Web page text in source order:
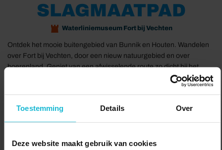
Toestemming Details Over
Deze website maakt gebruik van cookies
SLAGMAATPAD
Waterliniemuseum Fort bij Vechten
Ontdek het mooie buitengebied van Bunnik en Houten. Wandelen
over Fort bij Vechten, door een nieuw natuurgebied en over
boerenland. Geniet van een afwisselende route zo dicht bij het
Naar de route Delen: